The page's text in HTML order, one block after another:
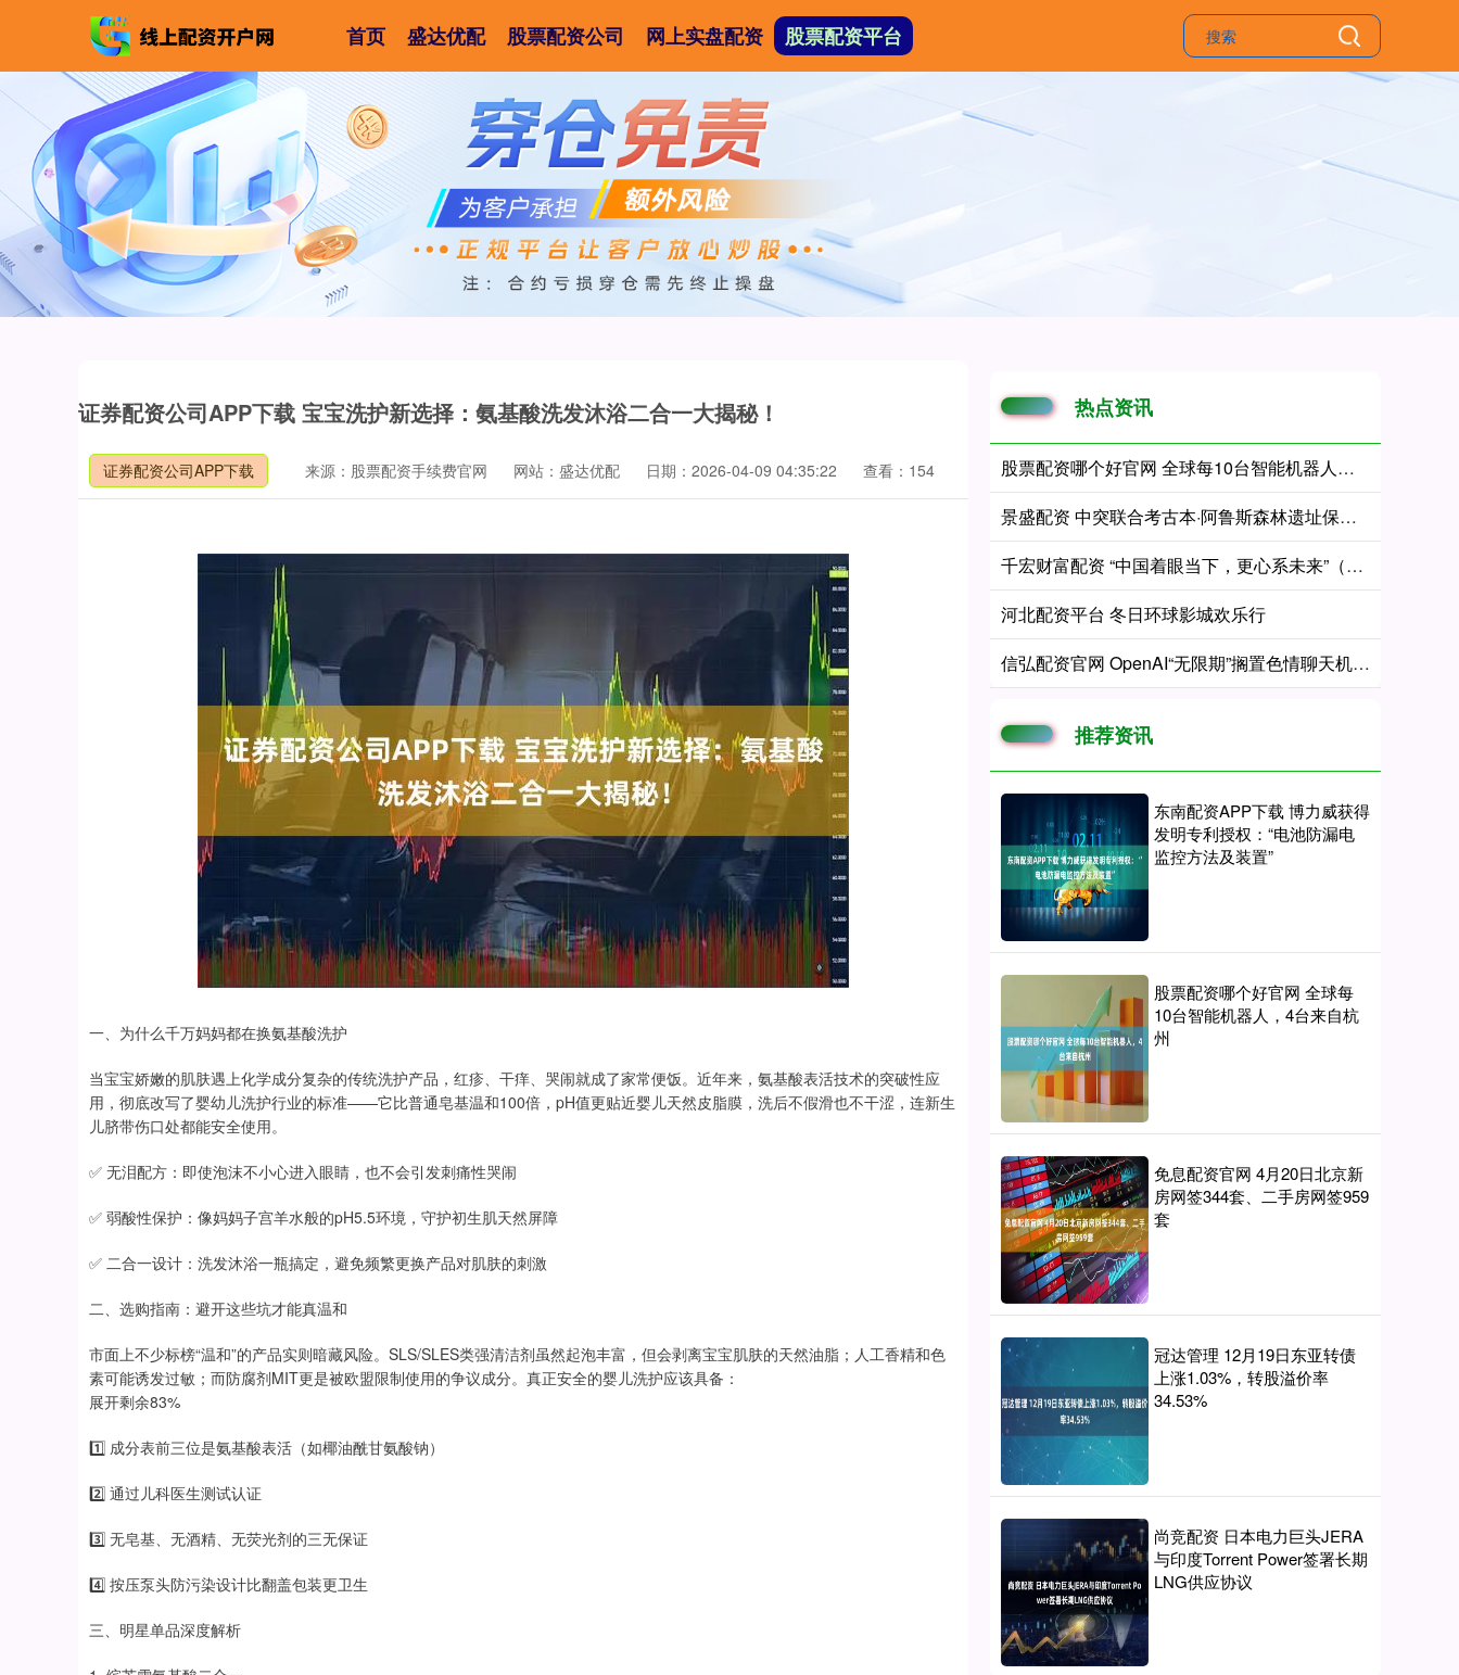
首页 盛达优配 股票配资公司 网上实盘配资 股票配资平台
证券配资公司APP下载 宝宝洗护新选择：氨基酸洗发沐浴二合一大揭秘！
证券配资公司APP下载 来源：股票配资手续费官网 网站：盛达优配 日期：2026-04-09 04:35:22 查看：154
一、为什么千万妈妈都在换氨基酸洗护
当宝宝娇嫩的肌肤遇上化学成分复杂的传统洗护产品，红疹、干痒、哭闹就成了家常便饭。近年来，氨基酸表活技术的突破性应
用，彻底改写了婴幼儿洗护行业的标准——它比普通皂基温和100倍，pH值更贴近婴儿天然皮脂膜，洗后不假滑也不干涩，连新生
儿脐带伤口处都能安全使用。
✅ 无泪配方：即使泡沫不小心进入眼睛，也不会引发刺痛性哭闹
✅ 弱酸性保护：像妈妈子宫羊水般的pH5.5环境，守护初生肌天然屏障
✅ 二合一设计：洗发沐浴一瓶搞定，避免频繁更换产品对肌肤的刺激
二、选购指南：避开这些坑才能真温和
市面上不少标榜“温和”的产品实则暗藏风险。SLS/SLES类强清洁剂虽然起泡丰富，但会剥离宝宝肌肤的天然油脂；人工香精和色
素可能诱发过敏；而防腐剂MIT更是被欧盟限制使用的争议成分。真正安全的婴儿洗护应该具备：
展开剩余83%
1️⃣ 成分表前三位是氨基酸表活（如椰油酰甘氨酸钠）
2️⃣ 通过儿科医生测试认证
3️⃣ 无皂基、无酒精、无荧光剂的三无保证
4️⃣ 按压泵头防污染设计比翻盖包装更卫生
三、明星单品深度解析
热点资讯
股票配资哪个好官网 全球每10台智能机器人，4台来自杭州
景盛配资 中突联合考古本·阿鲁斯森林遗址保护展示工程竣工
千宏财富配资 “中国着眼当下，更心系未来”（我在中国当大使121）
河北配资平台 冬日环球影城欢乐行
信弘配资官网 OpenAI“无限期”搁置色情聊天机器人计划
推荐资讯
东南配资APP下载 博力威获得
发明专利授权：“电池防漏电
监控方法及装置”
股票配资哪个好官网 全球每
10台智能机器人，4台来自杭
州
免息配资官网 4月20日北京新
房网签344套、二手房网签959
套
冠达管理 12月19日东亚转债
上涨1.03%，转股溢价率
34.53%
尚竞配资 日本电力巨头JERA
与印度Torrent Power签署长期
LNG供应协议